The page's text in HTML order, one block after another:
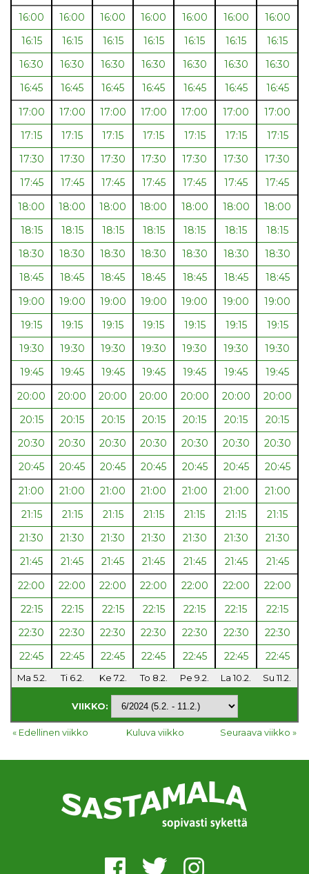
16:00
16:00 16:00 16:00 16:00 16:00
16:00
16:15
16:15 16:15 16:15 16:15 16:15
16:15
16:30
16:30 16:30 16:30 16:30 16:30
16:30
16:45
16:45 16:45 16:45 16:45 16:45
16:45
17:00
17:00 17:00 17:00 17:00 17:00
17:00
17:15
17:15 17:15 17:15 17:15 17:15
17:15
17:30
17:30 17:30 17:30 17:30 17:30
17:30
17:45
17:45 17:45 17:45 17:45 17:45
17:45
18:00
18:00 18:00 18:00 18:00 18:00
18:00
18:15
18:15 18:15 18:15 18:15 18:15
18:15
18:30
18:30 18:30 18:30 18:30 18:30
18:30
18:45
18:45 18:45 18:45 18:45 18:45
18:45
19:00
19:00 19:00 19:00 19:00 19:00
19:00
19:15
19:15 19:15 19:15 19:15 19:15
19:15
19:30
19:30 19:30 19:30 19:30 19:30
19:30
19:45
19:45 19:45 19:45 19:45 19:45
19:45
20:00
20:00 20:00 20:00 20:00 20:00
20:00
20:15
20:15 20:15 20:15 20:15 20:15
20:15
20:30
20:30 20:30 20:30 20:30 20:30
20:30
20:45
20:45 20:45 20:45 20:45 20:45
20:45
21:00
21:00 21:00 21:00 21:00 21:00
21:00
21:15
21:15 21:15 21:15 21:15 21:15
21:15
21:30
21:30 21:30 21:30 21:30 21:30
21:30
21:45
21:45 21:45 21:45 21:45 21:45
21:45
22:00
22:00 22:00 22:00 22:00 22:00
22:00
22:15
22:15 22:15 22:15 22:15 22:15
22:15
22:30
22:30 22:30 22:30 22:30 22:30
22:30
22:45
22:45 22:45 22:45 22:45 22:45 22:45
Ma 5.2. Ti 6.2. Ke 7.2. To 8.2. Pe 9.2. La 10.2. Su 11.2.
VIIKKO:
« Edellinen viikko Kuluva viikko Seuraava viikko »